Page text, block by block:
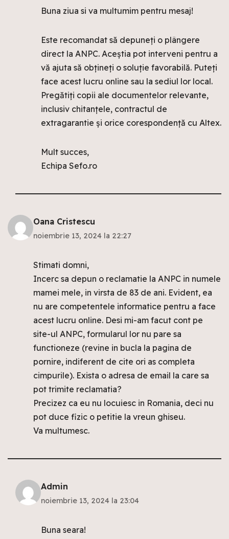
Buna ziua si va multumim pentru mesaj!
Este recomandat să depuneți o plângere
direct la ANPC. Aceștia pot interveni pentru a
vă ajuta să obțineți o soluție favorabilă. Puteți
face acest lucru online sau la sediul lor local.
Pregătiți copii ale documentelor relevante,
inclusiv chitanțele, contractul de
extragarantie și orice corespondență cu Altex.
Mult succes,
Echipa Sefo.ro
Oana Cristescu
noiembrie 13, 2024 la 22:27
Stimati domni,
Incerc sa depun o reclamatie la ANPC in numele
mamei mele, in virsta de 83 de ani. Evident, ea
nu are competentele informatice pentru a face
acest lucru online. Desi mi-am facut cont pe
site-ul ANPC, formularul lor nu pare sa
functioneze (revine in bucla la pagina de
pornire, indiferent de cite ori as completa
cimpurile). Exista o adresa de email la care sa
pot trimite reclamatia?
Precizez ca eu nu locuiesc in Romania, deci nu
pot duce fizic o petitie la vreun ghiseu.
Va multumesc.
Admin
noiembrie 13, 2024 la 23:04
Buna seara!